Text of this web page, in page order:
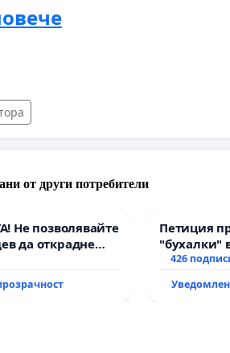
от други потребители
Не позволявайте
да открадне
ни в тъмното
Петиция
"бухалки"
426